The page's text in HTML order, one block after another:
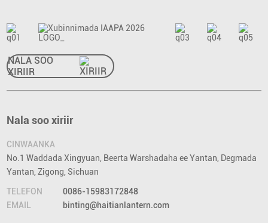
NALA SOO
XIRIIR
Nala soo xiriir
CINWAANKA
No.1 Waddada Xingyuan, Beerta Warshadaha ee Yantan, Degmada
Yantan, Zigong, Sichuan
TELEFON
0086-15983172848
EMAIL
binting@haitianlantern.com